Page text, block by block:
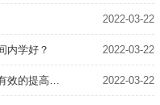
2022-03-22
内学好？ 2022-03-22
•考生学位英语基础薄弱怎么办？如何能够有效的提高考生分数？ 2022-03-22